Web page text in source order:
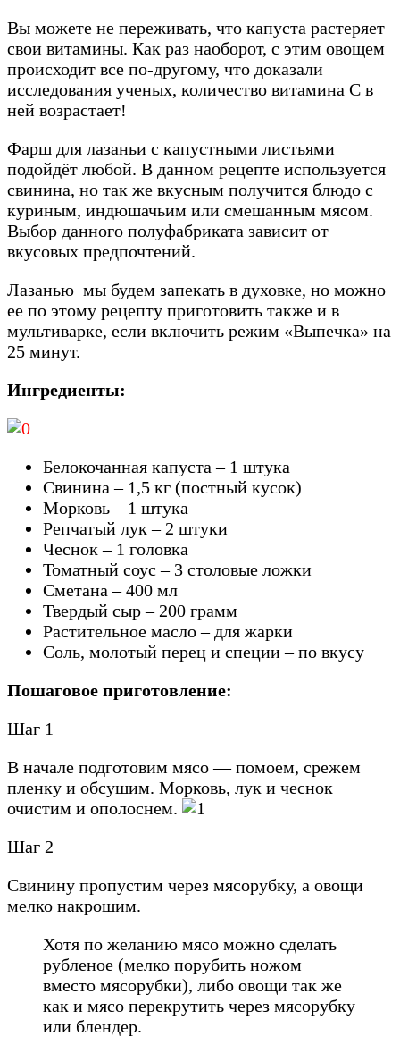
Вы можете не переживать, что капуста растеряет
свои витамины. Как раз наоборот, с этим овощем
происходит все по-другому, что доказали
исследования ученых, количество витамина С в
ней возрастает!
Фарш для лазаньи с капустными листьями
подойдёт любой. В данном рецепте используется
свинина, но так же вкусным получится блюдо с
куриным, индюшачьим или смешанным мясом.
Выбор данного полуфабриката зависит от
вкусовых предпочтений.
Лазанью мы будем запекать в духовке, но можно
ее по этому рецепту приготовить также и в
мультиварке, если включить режим «Выпечка» на
25 минут.
Ингредиенты:
Белокочанная капуста – 1 штука
Свинина – 1,5 кг (постный кусок)
Морковь – 1 штука
Репчатый лук – 2 штуки
Чеснок – 1 головка
Томатный соус – 3 столовые ложки
Сметана – 400 мл
Твердый сыр – 200 грамм
Растительное масло – для жарки
Соль, молотый перец и специи – по вкусу
Пошаговое приготовление:
Шаг 1
В начале подготовим мясо — помоем, срежем
пленку и обсушим. Морковь, лук и чеснок
очистим и ополоснем.
Шаг 2
Свинину пропустим через мясорубку, а овощи
мелко накрошим.
Хотя по желанию мясо можно сделать
рубленое (мелко порубить ножом
вместо мясорубки), либо овощи так же
как и мясо перекрутить через мясорубку
или блендер.